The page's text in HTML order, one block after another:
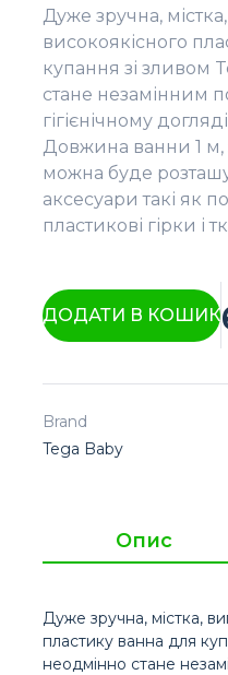
Дуже зручна,
високоякісного
купання зі зливом
стане незамінним
гігієнічному
Довжина ванни 1 м,
можна буде
аксесуари такі як
пластикові гірки і
ДОДАТИ В КОШИК
Brand
Tega Baby
Опис
Дуже зручна, містка,
пластику ванна для
неодмінно стане